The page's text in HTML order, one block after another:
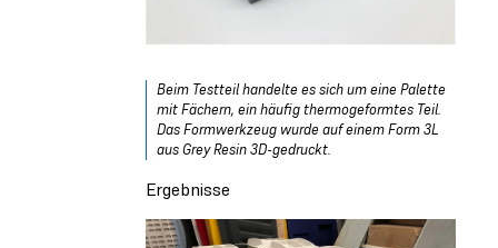
Beim Testteil handelte es sich um eine Palette
mit Fächern, ein häufig thermogeformtes Teil.
Das Formwerkzeug wurde auf einem Form 3L
aus Grey Resin 3D-gedruckt.
Ergebnisse